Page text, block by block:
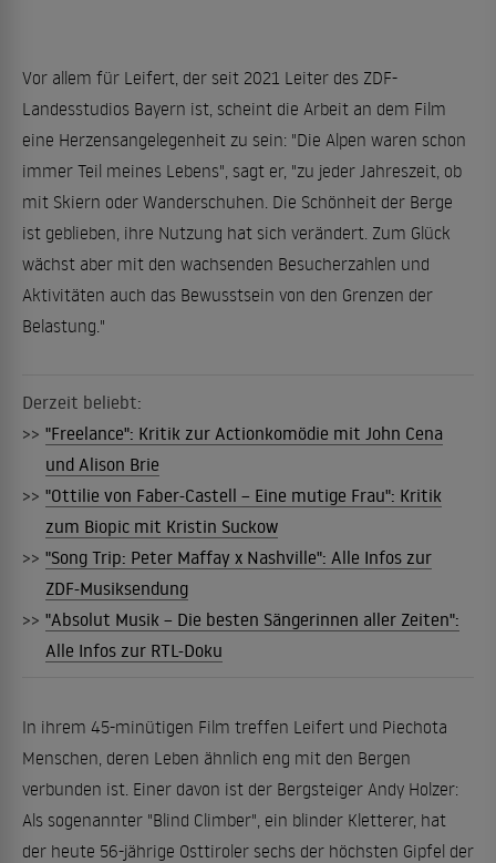
Vor allem für Leifert, der seit 2021 Leiter des ZDF-
Landesstudios Bayern ist, scheint die Arbeit an dem Film
eine Herzensangelegenheit zu sein: "Die Alpen waren schon
immer Teil meines Lebens", sagt er, "zu jeder Jahreszeit, ob
mit Skiern oder Wanderschuhen. Die Schönheit der Berge
ist geblieben, ihre Nutzung hat sich verändert. Zum Glück
wächst aber mit den wachsenden Besucherzahlen und
Aktivitäten auch das Bewusstsein von den Grenzen der
Belastung."
Derzeit beliebt:
>> "Freelance": Kritik zur Actionkomödie mit John Cena
und Alison Brie
>> "Ottilie von Faber-Castell – Eine mutige Frau": Kritik
zum Biopic mit Kristin Suckow
>> "Song Trip: Peter Maffay x Nashville": Alle Infos zur
ZDF-Musiksendung
>> "Absolut Musik – Die besten Sängerinnen aller Zeiten":
Alle Infos zur RTL-Doku
In ihrem 45-minütigen Film treffen Leifert und Piechota
Menschen, deren Leben ähnlich eng mit den Bergen
verbunden ist. Einer davon ist der Bergsteiger Andy Holzer:
Als sogenannter "Blind Climber", ein blinder Kletterer, hat
der heute 56-jährige Osttiroler sechs der höchsten Gipfel der